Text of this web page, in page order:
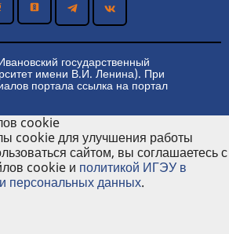
государственный
имени В.И. Ленина). При
портала ссылка на портал
cookie
cookie для улучшения работы
сайтом, вы соглашаетесь с
cookie и политикой ИГЭУ в
персональных данных.